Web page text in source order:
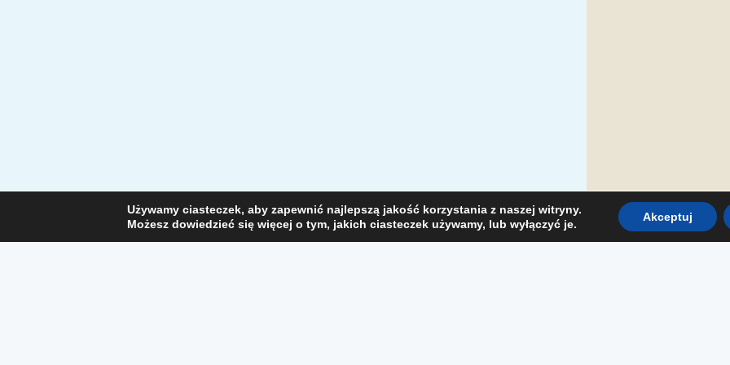
Używamy ciasteczek, aby zapewnić najlepszą jakość korzystania z naszej witryny.
Możesz dowiedzieć się więcej o tym, jakich ciasteczek używamy, lub wyłączyć je.
Akceptuj